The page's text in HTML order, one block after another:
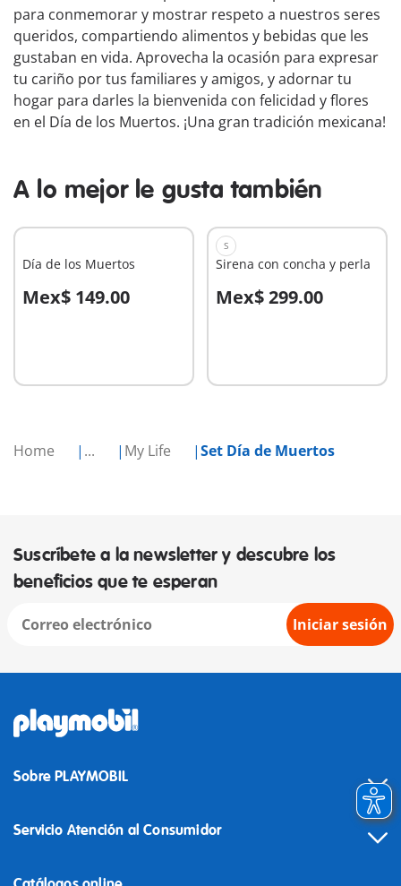
Home ... My Life Set Día de Muertos
para conmemorar y mostrar respeto a nuestros seres
queridos, compartiendo alimentos y bebidas que les
gustaban en vida. Aprovecha la ocasión para expresar
tu cariño por tus familiares y amigos, y adornar tu
hogar para darles la bienvenida con felicidad y flores
en el Día de los Muertos. ¡Una gran tradición mexicana!
A lo mejor le gusta también
Día de los Muertos
Mex$ 149.00
A la cesta
S
Sirena con concha y perla
Mex$ 299.00
A la cesta
Suscríbete a la newsletter y descubre los
beneficios que te esperan
Iniciar sesión
Sobre PLAYMOBIL
Servicio Atención al Consumidor